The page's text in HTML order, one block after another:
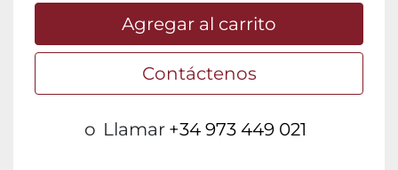
Agregar al carrito
Contáctenos
o Llamar +34 973 449 021